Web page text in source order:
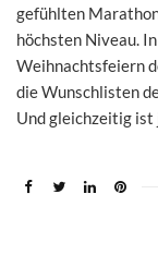
gefühlten
höchsten Niveau.
Weihnachtsfeiern
die Wunschlisten
Und gleichzeitig ist